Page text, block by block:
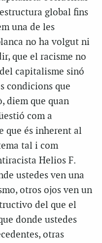
global fins
una de les
no ha volgut ni
que el racisme no
capitalisme sinó
condicions que
diem que quan
com a
que és inherent al
tal i com
Helios F.
ustedes ven una
otros ojos ven un
del que el
donde ustedes
otras